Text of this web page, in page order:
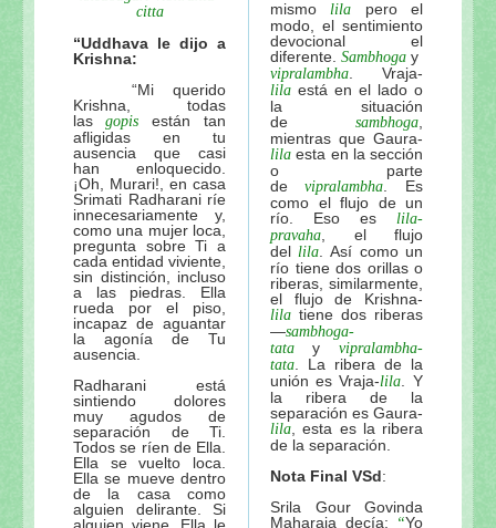
citta
“Uddhava le dijo a
Krishna:
“Mi querido
Krishna, todas
las gopis están tan
afligidas en tu
ausencia que casi
han enloquecido.
¡Oh, Murari!, en casa
Srimati Radharani ríe
innecesariamente y,
como una mujer loca,
pregunta sobre Ti a
cada entidad viviente,
sin distinción, incluso
a las piedras. Ella
rueda por el piso,
incapaz de aguantar
la agonía de Tu
ausencia.
Radharani está
sintiendo dolores
muy agudos de
separación de Ti.
Todos se ríen de Ella.
Ella se vuelto loca.
Ella se mueve dentro
de la casa como
alguien delirante. Si
alguien viene, Ella le
mismo lila pero el
modo, el sentimiento
devocional el
diferente. Sambhoga y
vipralambha . Vraja-
lila está en el lado o
la situación
de sambhoga
mientras que Gaura-
lila esta en la sección
o parte
de vipralambha . Es
como el flujo de un
río. Eso es lila-
pravaha , el flujo
del lila . Así como un
río tiene dos orillas o
riberas, similarmente,
el flujo de Krishna-
lila tiene dos riberas
—sambhoga-
tata y vipralambha-
tata . La ribera de la
unión es Vraja-lila . Y
la ribera de la
separación es Gaura-
lila , esta es la ribera
de la separación.
Nota Final VSd:
Srila Gour Govinda
Maharaja decía:
“Yo